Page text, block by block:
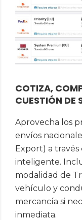
COTIZA,
CUESTIÓN DE
Aprovecha los
envíos
Export) a
inteligente.
modalidad de
vehículo y
mercancía si
inmediata.